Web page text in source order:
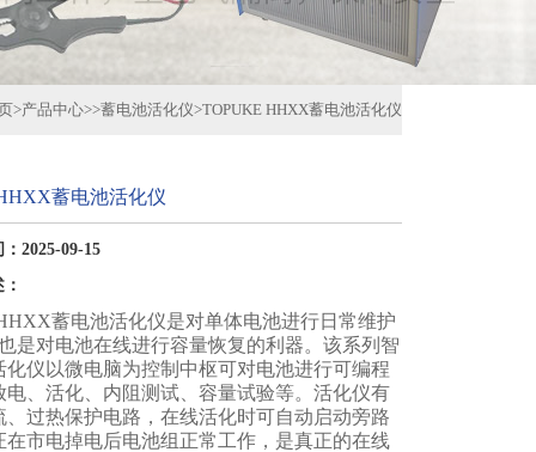
>产品中心>>蓄电池活化仪>TOPUKE HHXX蓄电池活化仪
蓄电池活化仪
2025-09-15
蓄电池活化仪是对单体电池进行日常维护
是对电池在线进行容量恢复的利器。该系列智
化仪以微电脑为控制中枢可对电池进行可编程
电、活化、内阻测试、容量试验等。活化仪有
、过热保护电路，在线活化时可自动启动旁路
在市电掉电后电池组正常工作，是真正的在线